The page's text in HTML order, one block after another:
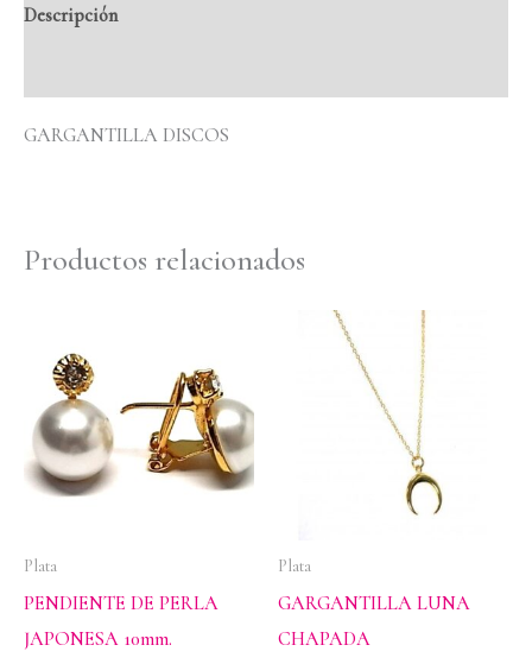
Descripción
GARGANTILLA DISCOS
Productos relacionados
Plata
PENDIENTE DE PERLA
JAPONESA 10mm.
Plata
GARGANTILLA LUNA
CHAPADA